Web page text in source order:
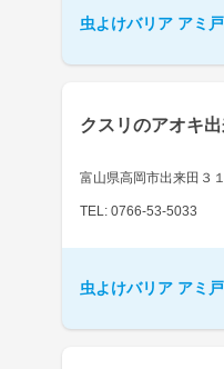
虫よけバリア アミ
クスリのアオキ
富山県高岡市出来田３
TEL: 0766-53-5033
虫よけバリア アミ